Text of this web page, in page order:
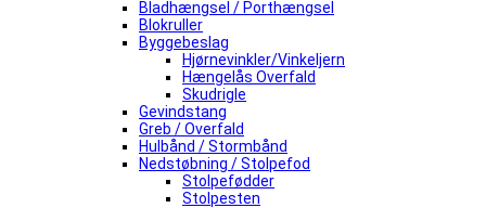
Bladhængsel / Porthængsel
Blokruller
Byggebeslag
Hjørnevinkler/Vinkeljern
Hængelås Overfald
Skudrigle
Gevindstang
Greb / Overfald
Hulbånd / Stormbånd
Nedstøbning / Stolpefod
Stolpefødder
Stolpesten